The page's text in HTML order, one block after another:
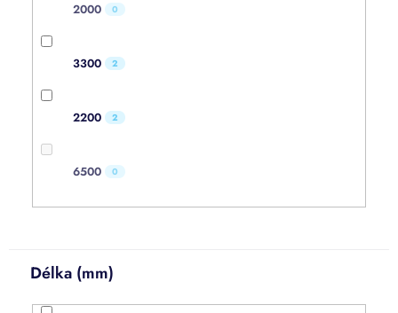
2000 0
3300 2
2200 2
6500 0
Délka (mm)